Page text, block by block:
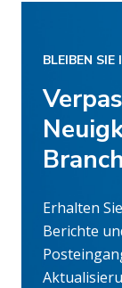
BLEIBEN SIE
Erhalten
Berichte